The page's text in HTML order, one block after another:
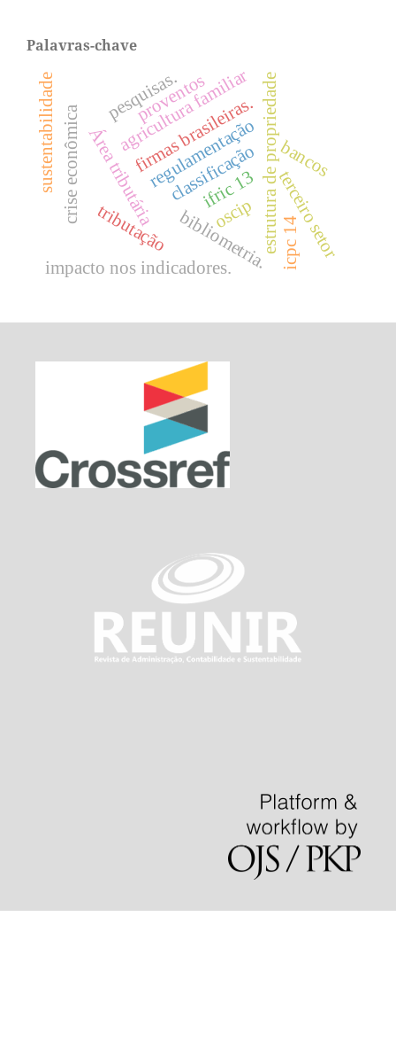
Palavras-chave
classificação
Área tributária
tributação estrutura de propriedade
firmas brasileiras.
agricultura familiar
bibliometria.
bancos
crise econômica
impacto nos indicadores.
regulamentação
pesquisas.
terceiro setor
oscip
sustentabilidade ifric 13
icpc 14
proventos